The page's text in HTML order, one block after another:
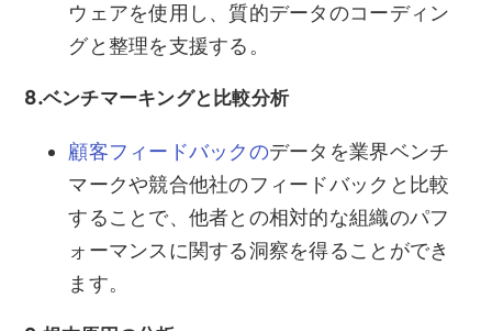
ウェアを使用し、質的データのコーディン
グと整理を支援する。
8.ベンチマーキングと比較分析
顧客フィードバックのデータを業界ベンチ
マークや競合他社のフィードバックと比較
することで、他者との相対的な組織のパフ
ォーマンスに関する洞察を得ることができ
ます。